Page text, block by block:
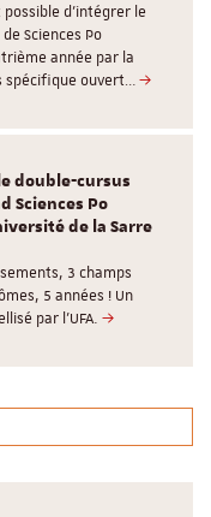
d’intégrer le
Sciences Po
année par la
spécifique ouvert…
double-cursus
Sciences Po
de la Sarre
3 champs
5 années ! Un
par l'UFA.